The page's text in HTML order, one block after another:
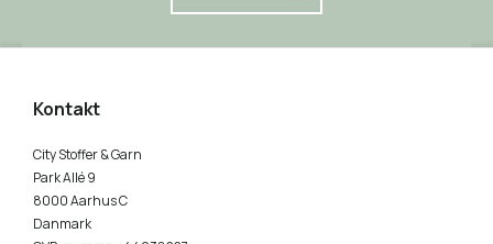
Kontakt
City Stoffer & Garn
Park Allé 9
8000 Aarhus C
Danmark